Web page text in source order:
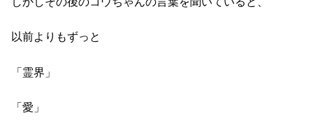
以前よりもずっと
「霊界」
「愛」